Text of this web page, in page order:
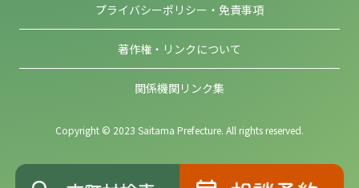
プライバシーポリシー・免責事項
著作権・リンクについて
関係機関リンク集
Copyright © 2023 Saitama Prefecture. All rights reserved.